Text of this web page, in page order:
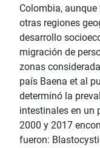
Colombia,
otras regiones
desarrollo
migración de
zonas
país Baena et al
determinó la
intestinales en un
2000 y 2017
fueron: